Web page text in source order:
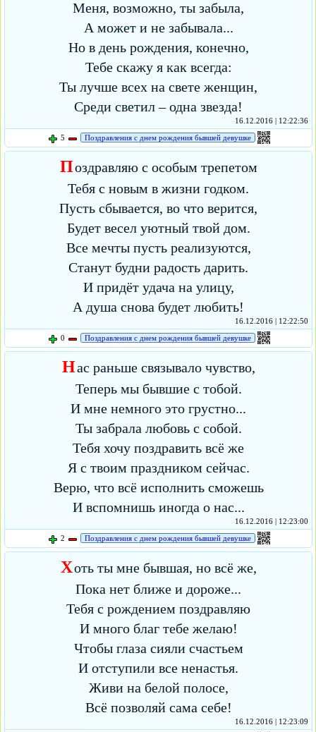
Меня, возможно, ты забыла,
А может и не забывала...
Но в день рождения, конечно,
Тебе скажу я как всегда:
Ты лучше всех на свете женщин,
Среди светил – одна звезда!
16.12.2016 | 12:22:36
5
Поздравления с днем рождения бывшей девушке
Поздравляю с особым трепетом
Тебя с новым в жизни годком.
Пусть сбывается, во что верится,
Будет весел уютный твой дом.
Все мечты пусть реализуются,
Станут будни радость дарить.
И придёт удача на улицу,
А душа снова будет любить!
16.12.2016 | 12:22:50
0
Поздравления с днем рождения бывшей девушке
Нас раньше связывало чувство,
Теперь мы бывшие с тобой.
И мне немного это грустно...
Ты забрала любовь с собой.
Тебя хочу поздравить всё же
Я с твоим праздником сейчас.
Верю, что всё исполнить сможешь
И вспомнишь иногда о нас...
16.12.2016 | 12:23:00
2
Поздравления с днем рождения бывшей девушке
Хоть ты мне бывшая, но всё же,
Пока нет ближе и дороже...
Тебя с рождением поздравляю
И много благ тебе желаю!
Чтобы глаза сияли счастьем
И отступили все ненастья.
Живи на белой полосе,
Всё позволяй сама себе!
16.12.2016 | 12:23:09